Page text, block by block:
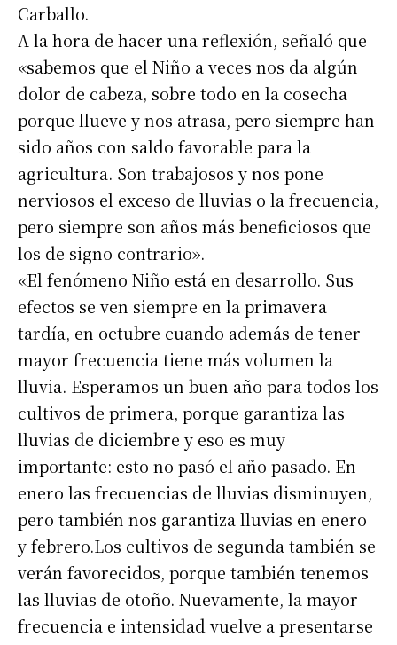
Carballo.
A la hora de hacer una reflexión, señaló que
«sabemos que el Niño a veces nos da algún
dolor de cabeza, sobre todo en la cosecha
porque llueve y nos atrasa, pero siempre han
sido años con saldo favorable para la
agricultura. Son trabajosos y nos pone
nerviosos el exceso de lluvias o la frecuencia,
pero siempre son años más beneficiosos que
los de signo contrario».
«El fenómeno Niño está en desarrollo. Sus
efectos se ven siempre en la primavera
tardía, en octubre cuando además de tener
mayor frecuencia tiene más volumen la
lluvia. Esperamos un buen año para todos los
cultivos de primera, porque garantiza las
lluvias de diciembre y eso es muy
importante: esto no pasó el año pasado. En
enero las frecuencias de lluvias disminuyen,
pero también nos garantiza lluvias en enero
y febrero.Los cultivos de segunda también se
verán favorecidos, porque también tenemos
las lluvias de otoño. Nuevamente, la mayor
frecuencia e intensidad vuelve a presentarse